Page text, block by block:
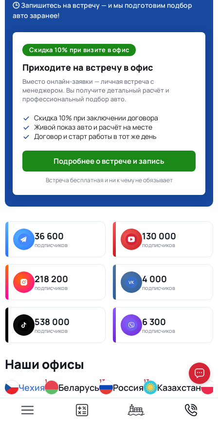
🕒 Запишитесь на встречу — и мы подготовим подбор
авто заранее!
Скидка 10% при визите в офис
Приходите на встречу в офис
Вместо онлайн-заявки — личная встреча с
менеджером. Вы получите детальный расчёт и
профессиональный подбор авто.
Скидка 10% при заключении договора
Живой показ авто и расчёт на месте
Договор и старт работы в тот же день
Подробнее о встрече и запись
Встреча бесплатная и ни к чему не обязывает
36 600
подписчиков
130 000
подписчиков
218 200
подписчиков
4 000
подписчиков
538 000
подписчиков
6 300
подписчиков
Наши офисы
Чехия
1
Беларусь
13
Россия
13
Казахстан
14
Прага